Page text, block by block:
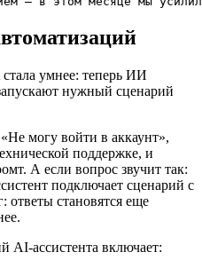
умнее: теперь ИИ
нужный сценарий
могу войти в аккаунт»,
поддержке, и
А если вопрос звучит так:
подключает сценарий с
становятся еще
AI-ассистента включает: